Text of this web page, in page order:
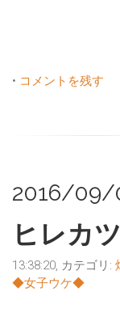
• コメントを残す
2016/09/
ヒレカ
13:38:20, カテゴリ:
◆女子ウケ◆